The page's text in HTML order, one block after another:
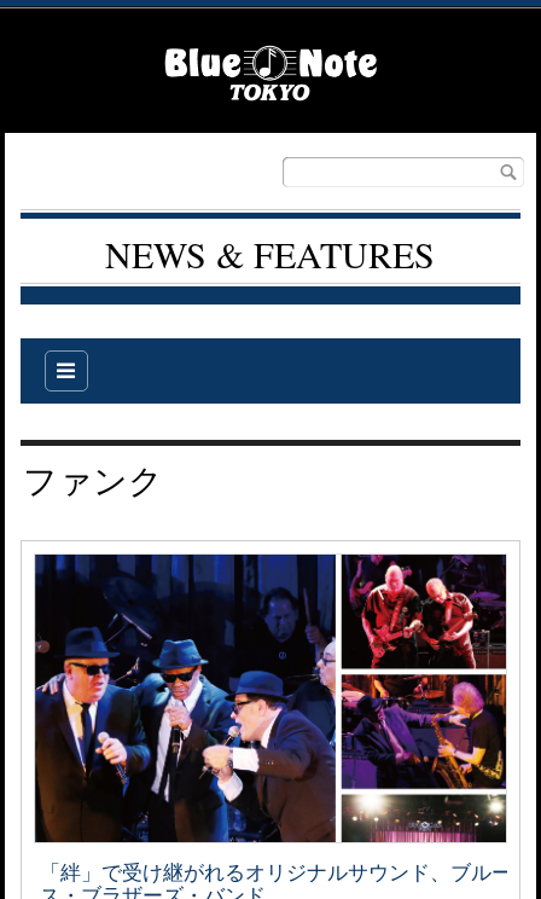
NEWS & FEATURES
ファンク
「絆」で受け継がれるオリジナルサウンド、ブルー